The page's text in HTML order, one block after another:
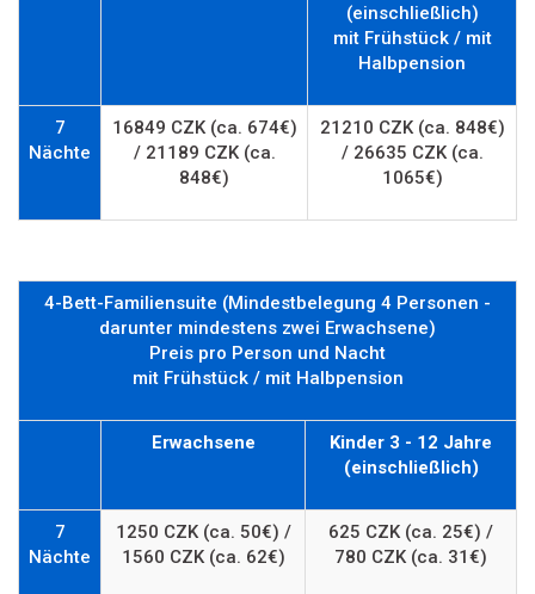
(einschließlich)
mit Frühstück / mit
Halbpension
7
Nächte
16849 CZK (ca. 674€)
/ 21189 CZK (ca.
848€)
21210 CZK (ca. 848€)
/ 26635 CZK (ca.
1065€)
4-Bett-Familiensuite (Mindestbelegung 4 Personen -
darunter mindestens zwei Erwachsene)
Preis pro Person und Nacht
mit Frühstück / mit Halbpension
Erwachsene
Kinder 3 - 12 Jahre
(einschließlich)
7
Nächte
1250 CZK (ca. 50€) /
1560 CZK (ca. 62€)
625 CZK (ca. 25€) /
780 CZK (ca. 31€)